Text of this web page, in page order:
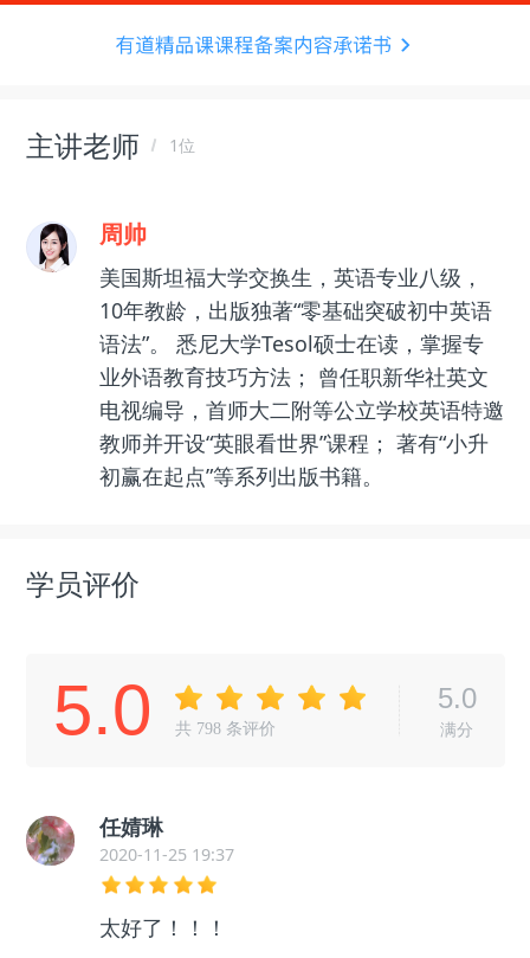
主讲老师 1位
周帅
美国斯坦福大学交换生，英语专业八级，
10年教龄，出版独著“零基础突破初中英语
语法”。 悉尼大学Tesol硕士在读，掌握专
业外语教育技巧方法； 曾任职新华社英文
电视编导，首师大二附等公立学校英语特邀
教师并开设“英眼看世界”课程； 著有“小升
初赢在起点”等系列出版书籍。
学员评价
5.0 共 798 条评价
5.0
满分
任婧琳
2020-11-25 19:37
太好了！！！